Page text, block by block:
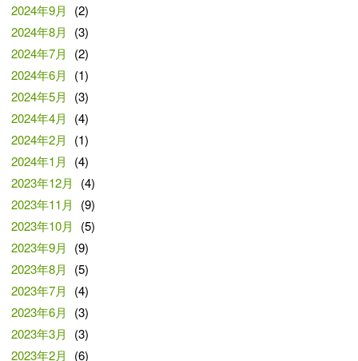
2024年9月
(2)
2024年8月
(3)
2024年7月
(2)
2024年6月
(1)
2024年5月
(3)
2024年4月
(4)
2024年2月
(1)
2024年1月
(4)
2023年12月
(4)
2023年11月
(9)
2023年10月
(5)
2023年9月
(9)
2023年8月
(5)
2023年7月
(4)
2023年6月
(3)
2023年3月
(3)
2023年2月
(6)